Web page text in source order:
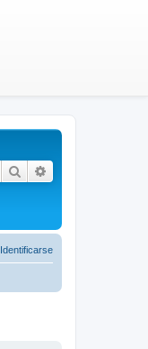
Buscar
Identificarse